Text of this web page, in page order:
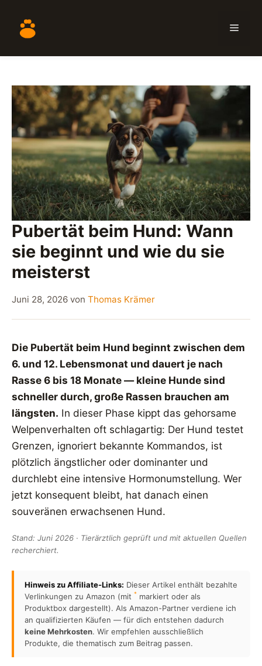
Inhalt
springen
Menü
Pubertät beim Hund: Wann
sie beginnt und wie du sie
meisterst
Juni 28, 2026 von Thomas Krämer
Die Pubertät beim Hund beginnt zwischen dem
6. und 12. Lebensmonat und dauert je nach
Rasse 6 bis 18 Monate — kleine Hunde sind
schneller durch, große Rassen brauchen am
längsten. In dieser Phase kippt das gehorsame
Welpenverhalten oft schlagartig: Der Hund testet
Grenzen, ignoriert bekannte Kommandos, ist
plötzlich ängstlicher oder dominanter und
durchlebt eine intensive Hormonumstellung. Wer
jetzt konsequent bleibt, hat danach einen
souveränen erwachsenen Hund.
Stand: Juni 2026 · Tierärztlich geprüft und mit aktuellen Quellen
recherchiert.
Hinweis zu Affiliate-Links: Dieser Artikel enthält bezahlte
Verlinkungen zu Amazon (mit * markiert oder als
Produktbox dargestellt). Als Amazon-Partner verdiene ich
an qualifizierten Käufen — für dich entstehen dadurch
keine Mehrkosten. Wir empfehlen ausschließlich
Produkte, die thematisch zum Beitrag passen.